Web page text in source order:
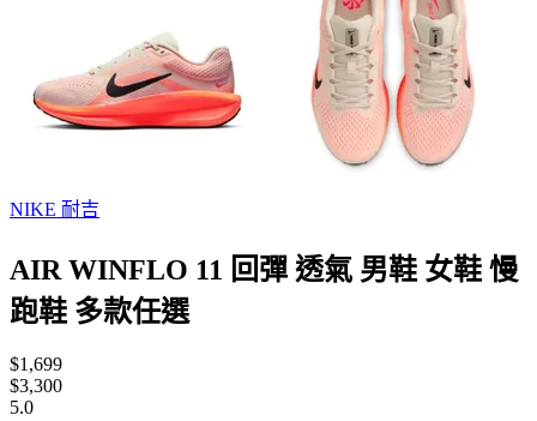
NIKE 耐吉
AIR WINFLO 11 回彈 透氣 男鞋 女鞋 慢
跑鞋 多款任選
$1,699
$3,300
5.0